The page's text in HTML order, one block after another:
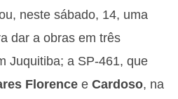
neste sábado, 14, uma
dar a obras em três
Juquitiba; a SP-461, que
Florence e Cardoso, na